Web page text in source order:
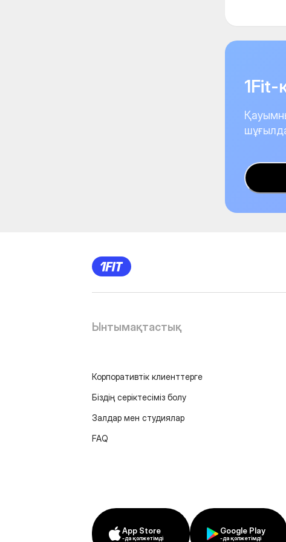
1Fit-
Ынтымақтастық
Корпоративтік клиенттерге
Біздің серіктесіміз болу
Залдар мен студиялар
FAQ
App Store
-да қолжетімді
Google Play
-да қолжетімді